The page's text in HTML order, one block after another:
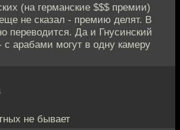
(на германские $$$ премии)
не сказал - премию делят. В
переводится. Да и Гнусинский
с арабами могут в одну камеру
не бывает